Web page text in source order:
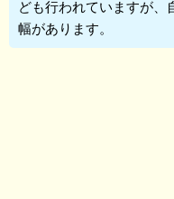
ども行われていますが
幅があります。